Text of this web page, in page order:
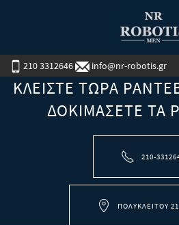
210 3312646 info@nr-robotis.gr
ΚΛΕΊΣΤΕ ΤΏΡΑ
ΔΟΚΙΜΆΣΕΤΕ ΤΑ
210-
ΠΟΛΥΚΛΕΊΤΟΥ